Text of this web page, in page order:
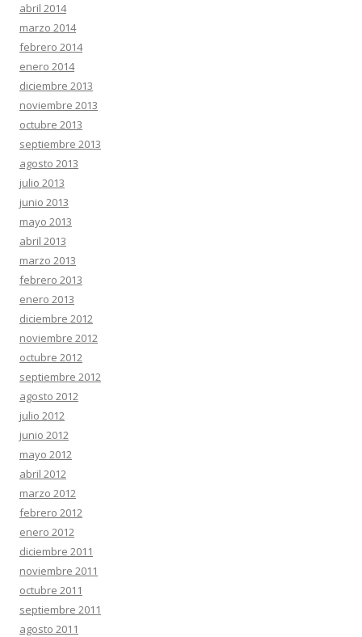
abril 2014
marzo 2014
febrero 2014
enero 2014
diciembre 2013
noviembre 2013
octubre 2013
septiembre 2013
agosto 2013
julio 2013
junio 2013
mayo 2013
abril 2013
marzo 2013
febrero 2013
enero 2013
diciembre 2012
noviembre 2012
octubre 2012
septiembre 2012
agosto 2012
julio 2012
junio 2012
mayo 2012
abril 2012
marzo 2012
febrero 2012
enero 2012
diciembre 2011
noviembre 2011
octubre 2011
septiembre 2011
agosto 2011